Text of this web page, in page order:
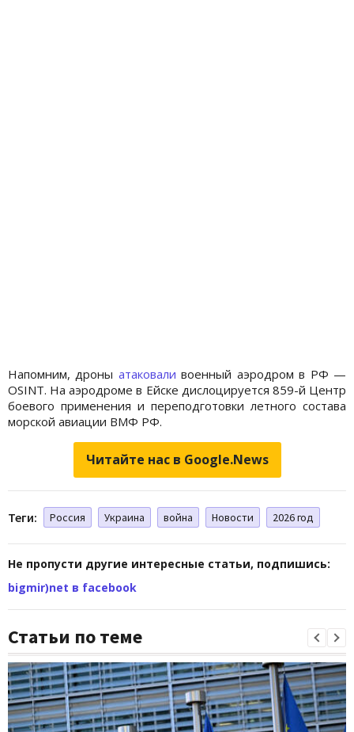
Напомним, дроны атаковали военный аэродром в РФ —
OSINT. На аэродроме в Ейске дислоцируется 859-й Центр
боевого применения и переподготовки летного состава
морской авиации ВМФ РФ.
Читайте нас в Google.News
Теги: Россия Украина война Новости 2026 год
Не пропусти другие интересные статьи, подпишись:
bigmir)net в facebook
Статьи по теме